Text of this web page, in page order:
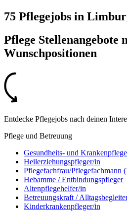
75 Pflegejobs in
Pflege Stellenangebote
Wunschpositionen
Entdecke Pflegejobs nach deinen
Pflege und Betreuung
Gesundheits- und
Heilerziehungspfleger/in
Pflegefachfrau/Pflegefachmann
Hebamme / Entbindungspfleger
Altenpflegehelfer/in
Betreuungskraft /
Kinderkrankenpfleger/in